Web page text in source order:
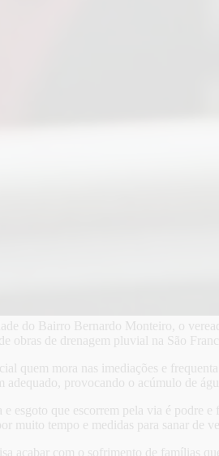
do Bairro Bernardo Monteiro, o
obras de drenagem pluvial na São
quem mora nas imediações e
adequado, provocando o acúmulo de
esgoto que escorrem pela via é podre
muito tempo e medidas para sanar de
acabar com o sofrimento de famílias